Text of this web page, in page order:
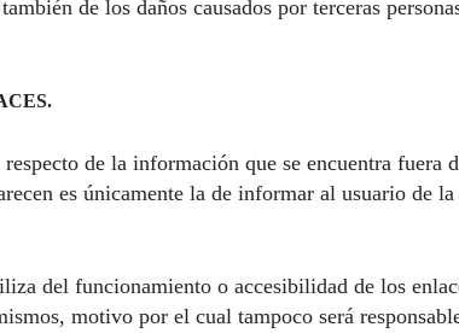
de los daños causados por terceras
de la información que se encuentra fuera
es únicamente la de informar al usuario de
del funcionamiento o accesibilidad de los
motivo por el cual tampoco será